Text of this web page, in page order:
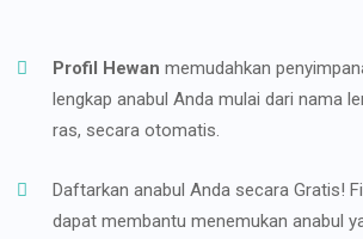
Profil Hewan memudahkan
lengkap anabul Anda mulai dari nama
ras, secara otomatis.
Daftarkan anabul Anda secara Gratis!
dapat membantu menemukan anabul